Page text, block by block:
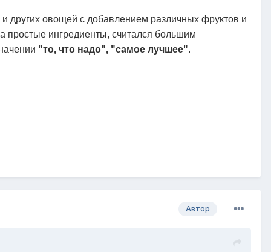
других овощей с добавлением различных фруктов и
простые ингредиенты, считался большим
"то, что надо", "самое лучшее".
Автор